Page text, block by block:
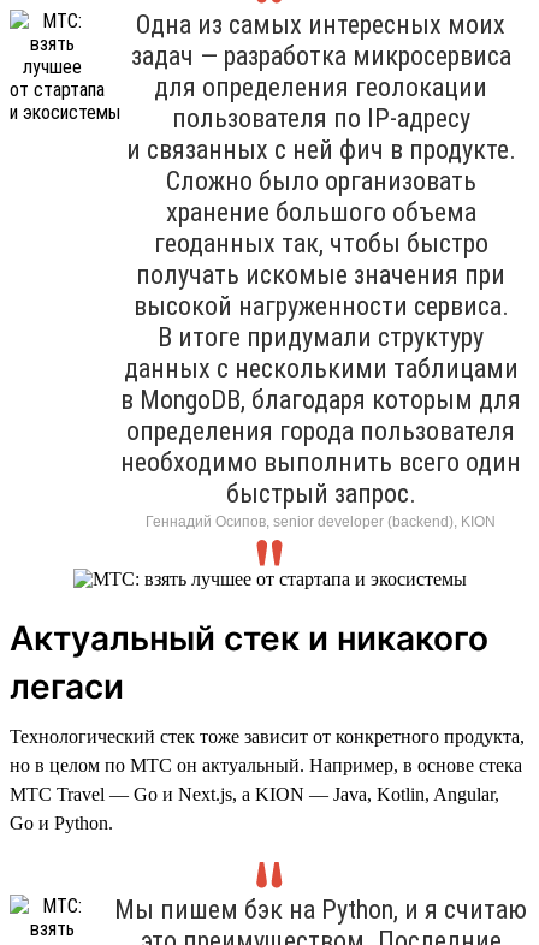
Одна из самых интересных моих
задач — разработка микросервиса
для определения геолокации
пользователя по IP-адресу
и связанных с ней фич в продукте.
Сложно было организовать
хранение большого объема
геоданных так, чтобы быстро
получать искомые значения при
высокой нагруженности сервиса.
В итоге придумали структуру
данных с несколькими таблицами
в MongoDB, благодаря которым для
определения города пользователя
необходимо выполнить всего один
быстрый запрос.
Геннадий Осипов, senior developer (backend), KION
Актуальный стек и никакого
легаси
Технологический стек тоже зависит от конкретного продукта,
но в целом по МТС он актуальный. Например, в основе стека
МТС Travel — Go и Next.js, а KION — Java, Kotlin, Angular,
Go и Python.
Мы пишем бэк на Python, и я считаю